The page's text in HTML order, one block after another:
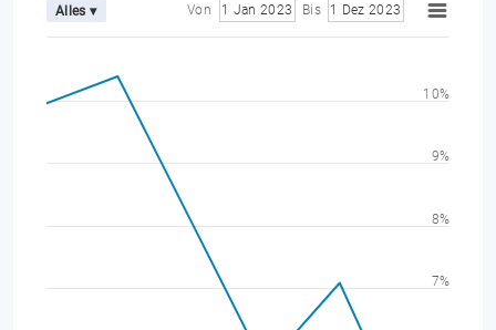
Alles ▾ Von 1 Jan 2023 Bis 1 Dez 2023
7%
8%
9%
10%